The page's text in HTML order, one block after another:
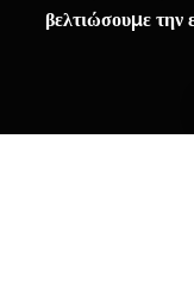
βελτιώσουμε την